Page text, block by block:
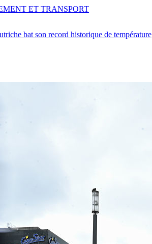
bat son record historique de température
ET TRANSPORT